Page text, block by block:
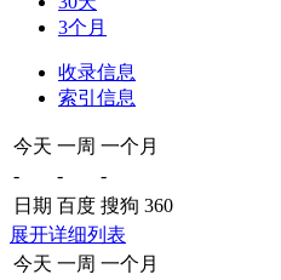
3个月
收录信息
索引信息
今天 一周 一个月
-
-
-
日期 百度 搜狗 360
展开详细列表
今天 一周 一个月